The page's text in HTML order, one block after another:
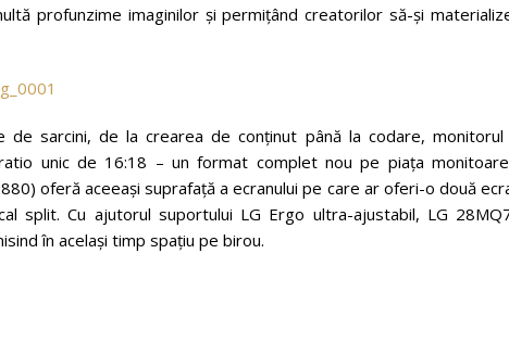
profunzime imaginilor și permițând creatorilor să-și
sarcini, de la crearea de conținut până la codare, monitorul
unic de 16:18 – un format complet nou pe piața
oferă aceeași suprafață a ecranului pe care ar oferi-o două
split. Cu ajutorul suportului LG Ergo ultra-ajustabil, LG
în același timp spațiu pe birou.